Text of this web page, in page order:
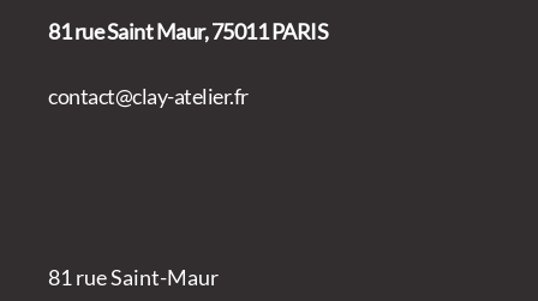
81 rue Saint Maur, 75011 PARIS
contact@clay-atelier.fr
81 rue Saint-Maur